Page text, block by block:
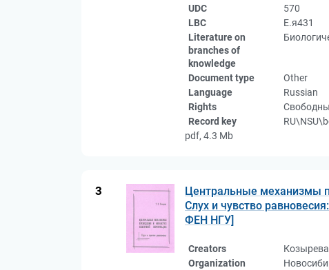
UDC
570
LBC
Е.я431
Literature on
branches of
knowledge
Document type
Other
Language
Russian
Rights
Record key
pdf, 4.3 Mb
3
Центральные механизмы
Слух и чувство
ФЕН НГУ]
Creators
Organization